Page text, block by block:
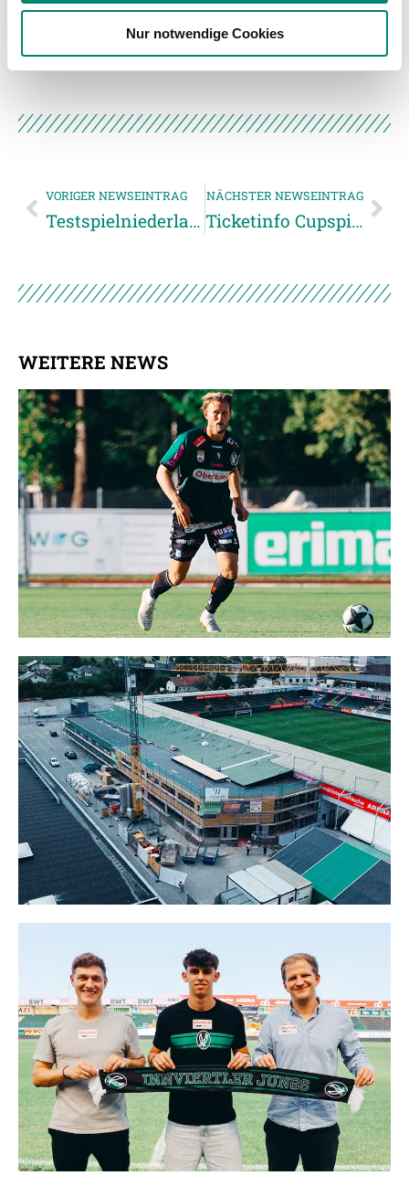
weiteren Daten zusammen, die Sie ihnen bereitgestellt
haben oder die sie im Rahmen Ihrer Nutzung der Dienste
gesammelt haben.
Weitere Details, insbesondere zu Speicherdauer und
Nur notwendige Cookies
VORIGER NEWSEINTRAG
Testspielniederlage gegen Debrecen VSC
NÄCHSTER NEWSEINTRAG
Ticketinfo Cupspiel SV Guntamatic Ried gegen SPG Hogo Wels
WEITERE NEWS